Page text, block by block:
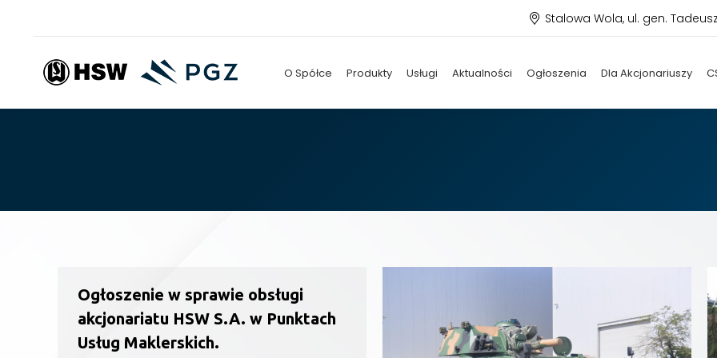
Stalowa Wola, ul. gen.
O Spółce Produkty Usługi Aktualności Ogłoszenia Dla Akcjonariuszy
Ogłoszenie w sprawie obsługi
akcjonariatu HSW S.A. w Punktach
Usług Maklerskich.